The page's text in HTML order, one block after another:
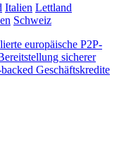
Italien Lettland
Schweiz
europäische P2P-
sicherer
Geschäftskredite